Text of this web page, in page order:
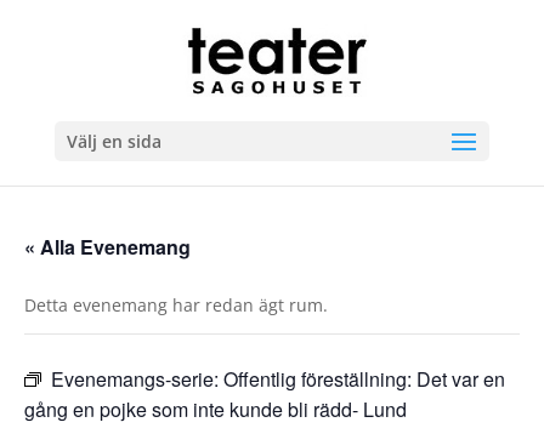
Välj en sida
« Alla Evenemang
Detta evenemang har redan ägt rum.
Evenemangs-serie: Offentlig föreställning: Det var en
gång en pojke som inte kunde bli rädd- Lund